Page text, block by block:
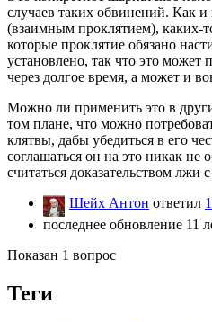
случаев таких обвинений. Как и
(взаимным проклятием), каких-
которые проклятие обязано
установлено, так что это может
через долгое время, а может и
Можно ли применить это в
том плане, что можно
клятвы, дабы убедиться в его
соглашаться он на это никак не
считаться доказательством лжи
Шейх Антон ответил
последнее обновление 11
Показан 1 вопрос
Теги